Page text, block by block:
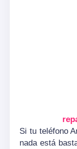
Si tu teléfono
nada está